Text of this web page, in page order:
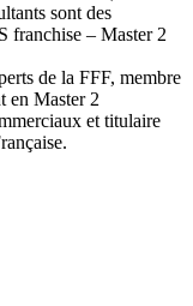
sont des
franchise – Master 2
de la FFF, membre
en Master 2
et titulaire